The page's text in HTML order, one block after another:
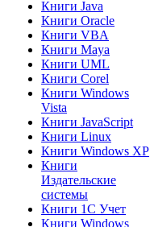
Книги Java
Книги Oracle
Книги VBA
Книги Maya
Книги UML
Книги Corel
Книги Windows
Vista
Книги JavaScript
Книги Linux
Книги Windows XP
Книги
Издательские
системы
Книги 1C Учет
Книги Windows